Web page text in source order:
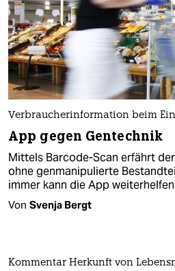
Verbraucherinformation beim
App gegen Gentechnik
Mittels Barcode-Scan erfährt
ohne genmanipulierte
immer kann die App
Von Svenja Bergt
Kommentar Herkunft von